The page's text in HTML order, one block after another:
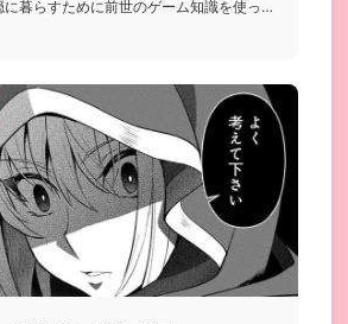
暮らすために前世のゲーム知識を使っ